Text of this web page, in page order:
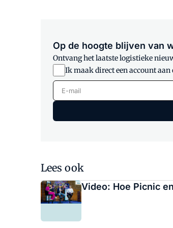
Op de hoogte blijven van
Ontvang het laatste logistieke
Ik maak direct een account
E-mail
Lees ook
Video: Hoe Picnic